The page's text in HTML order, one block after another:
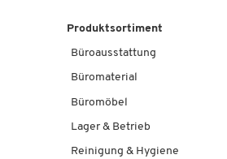
Produktsortiment
Büroausstattung
Büromaterial
Büromöbel
Lager & Betrieb
Reinigung & Hygiene